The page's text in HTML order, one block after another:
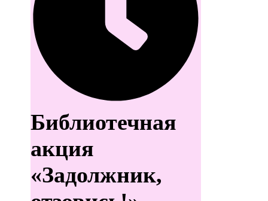
Библиотечная
акция
«Задолжник,